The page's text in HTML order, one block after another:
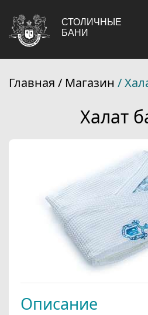
СТОЛИЧНЫЕ
БАНИ
Главная / Магазин /
Халат
Описание